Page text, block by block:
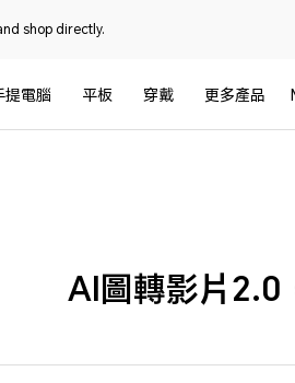
shop directly.
提電腦 平板 穿戴 更多產品
AI圖轉影片2.0